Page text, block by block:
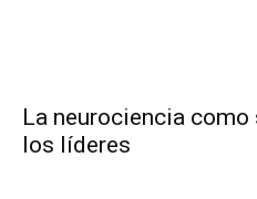
La neurociencia
los líderes